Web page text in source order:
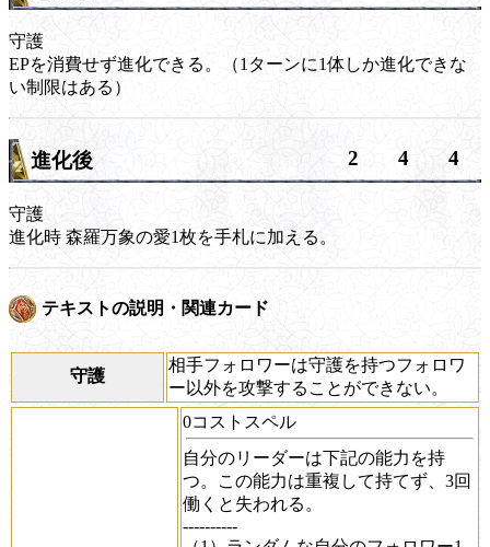
守護
EPを消費せず進化できる。（1ターンに1体しか進化できな
い制限はある）
進化後 2 4 4
守護
進化時 森羅万象の愛1枚を手札に加える。
テキストの説明・関連カード
守護
相手フォロワーは守護を持つフォロワ
ー以外を攻撃することができない。
0コストスペル
自分のリーダーは下記の能力を持
つ。この能力は重複して持てず、3回
働くと失われる。
----------